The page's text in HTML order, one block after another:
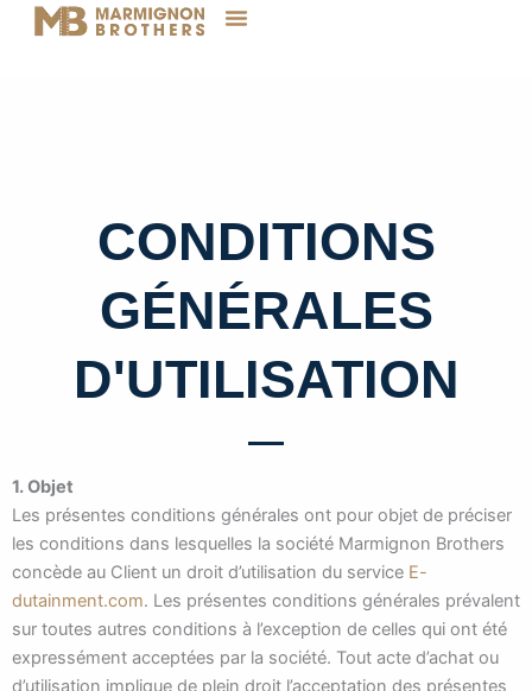
CONDITIONS
GÉNÉRALES
D'UTILISATION
1. Objet
Les présentes conditions générales ont pour objet de préciser
les conditions dans lesquelles la société Marmignon Brothers
concède au Client un droit d’utilisation du service E-
dutainment.com. Les présentes conditions générales prévalent
sur toutes autres conditions à l’exception de celles qui ont été
expressément acceptées par la société. Tout acte d’achat ou
d’utilisation implique de plein droit l’acceptation des présentes